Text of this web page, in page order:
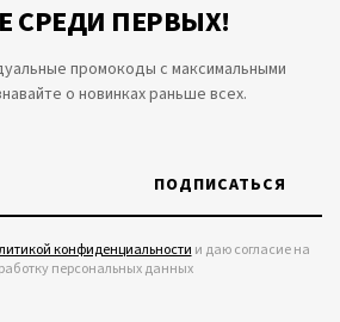
СРЕДИ ПЕРВЫХ!
промокоды с максимальными
о новинках раньше всех.
ПОДПИСАТЬСЯ
конфиденциальности и даю согласие на
персональных данных